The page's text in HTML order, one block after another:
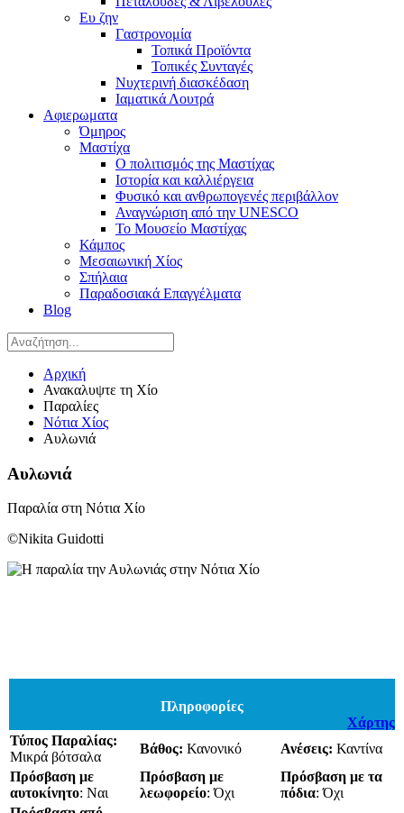
Ευ ζην
Γαστρονομία
Τοπικά Προϊόντα
Τοπικές Συνταγές
Νυχτερινή διασκέδαση
Ιαματικά Λουτρά
Αφιερωματα
Όμηρος
Μαστίχα
Ο πολιτισμός της Μαστίχας
Ιστορία και καλλιέργεια
Φυσικό και ανθρωπογενές περιβάλλον
Αναγνώριση από την UNESCO
Το Μουσείο Μαστίχας
Κάμπος
Μεσαιωνική Χίος
Σπήλαια
Παραδοσιακά Επαγγέλματα
Blog
Αρχική
Ανακαλυψτε τη Χίο
Παραλίες
Νότια Χίος
Αυλωνιά
Αυλωνιά
Παραλία στη Νότια Χίο
©Nikita Guidotti
Πληροφορίες
Χάρτης
Τύπος Παραλίας:
Μικρά βότσαλα
Βάθος: Κανονικό Ανέσεις: Καντίνα
Πρόσβαση με
αυτοκίνητο: Ναι
Πρόσβαση με
λεωφορείο: Όχι
Πρόσβαση με τα
πόδια: Όχι